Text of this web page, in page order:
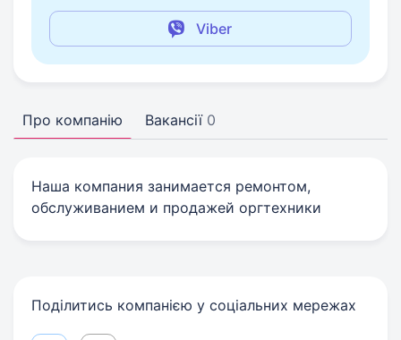
Viber
Про компанію Вакансії 0
Наша компания занимается ремонтом,
обслуживанием и продажей оргтехники
Поділитись компанією у соціальних мережах